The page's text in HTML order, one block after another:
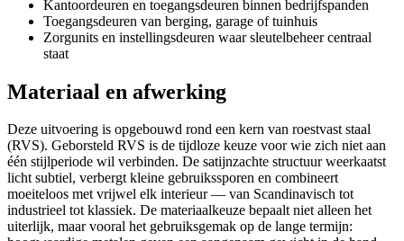
Kantoordeuren en toegangsdeuren binnen bedrijfspanden
Toegangsdeuren van berging, garage of tuinhuis
Zorgunits en instellingsdeuren waar sleutelbeheer centraal
staat
Materiaal en afwerking
Deze uitvoering is opgebouwd rond een kern van roestvast staal
(RVS). Geborsteld RVS is de tijdloze keuze voor wie zich niet aan
één stijlperiode wil verbinden. De satijnzachte structuur weerkaatst
licht subtiel, verbergt kleine gebruikssporen en combineert
moeiteloos met vrijwel elk interieur — van Scandinavisch tot
industrieel tot klassiek. De materiaalkeuze bepaalt niet alleen het
uiterlijk, maar vooral het gebruiksgemak op de lange termijn: